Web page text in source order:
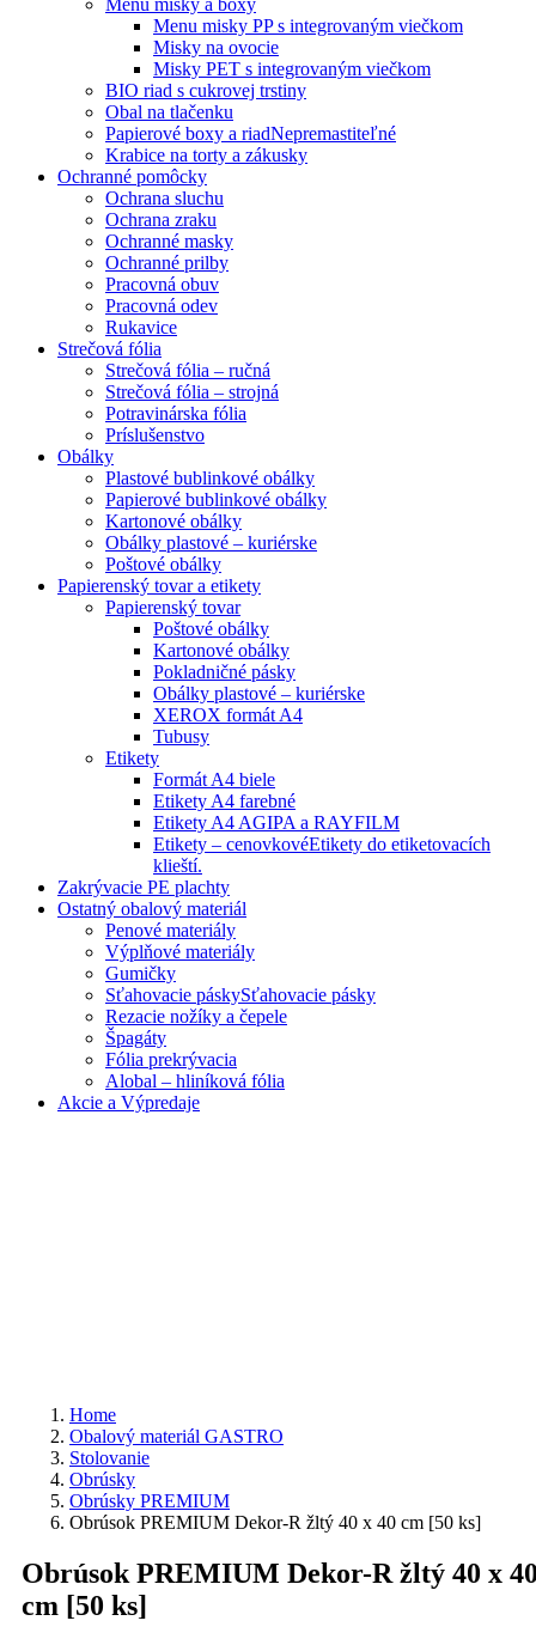
Menu misky PP s integrovaným viečkom
Misky na ovocie
Misky PET s integrovaným viečkom
BIO riad s cukrovej trstiny
Obal na tlačenku
Papierové boxy a riadNepremastiteľné
Krabice na torty a zákusky
Ochranné pomôcky
Ochrana sluchu
Ochrana zraku
Ochranné masky
Ochranné prilby
Pracovná obuv
Pracovná odev
Rukavice
Strečová fólia
Strečová fólia – ručná
Strečová fólia – strojná
Potravinárska fólia
Príslušenstvo
Obálky
Plastové bublinkové obálky
Papierové bublinkové obálky
Kartonové obálky
Obálky plastové – kuriérske
Poštové obálky
Papierenský tovar a etikety
Papierenský tovar
Poštové obálky
Kartonové obálky
Pokladničné pásky
Obálky plastové – kuriérske
XEROX formát A4
Tubusy
Etikety
Formát A4 biele
Etikety A4 farebné
Etikety A4 AGIPA a RAYFILM
Etikety – cenovkovéEtikety do etiketovacích
klieští.
Zakrývacie PE plachty
Ostatný obalový materiál
Penové materiály
Výplňové materiály
Gumičky
Sťahovacie páskySťahovacie pásky
Rezacie nožíky a čepele
Špagáty
Fólia prekrývacia
Alobal – hliníková fólia
Akcie a Výpredaje
Home
Obalový materiál GASTRO
Stolovanie
Obrúsky
Obrúsky PREMIUM
Obrúsok PREMIUM Dekor-R žltý 40 x 40 cm [50 ks]
Obrúsok PREMIUM Dekor-R žltý 40 x
cm [50 ks]